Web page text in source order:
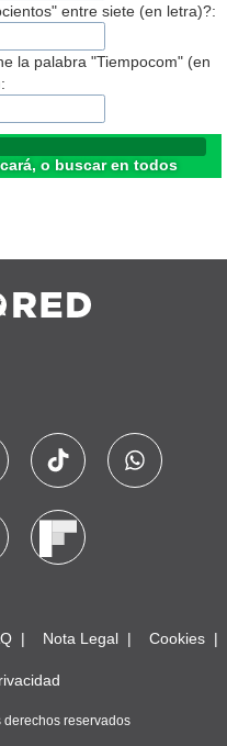
entre siete (en letra)?:
la palabra "Tiempocom" (en
o buscar en todos
Nota Legal Cookies
reservados